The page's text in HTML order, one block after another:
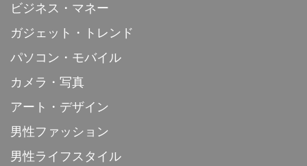
ビジネス・マネー
ガジェット・トレンド
パソコン・モバイル
カメラ・写真
アート・デザイン
男性ファッション
男性ライフスタイル